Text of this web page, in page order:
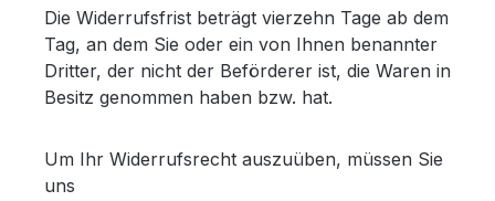
Die Widerrufsfrist beträgt vierzehn Tage ab dem
Tag, an dem Sie oder ein von Ihnen benannter
Dritter, der nicht der Beförderer ist, die Waren in
Besitz genommen haben bzw. hat.
Um Ihr Widerrufsrecht auszuüben, müssen Sie
uns